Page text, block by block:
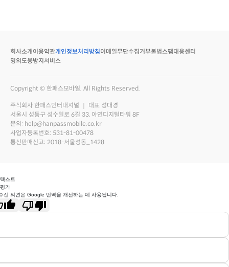
회사소개 이용약관개인정보처리방침이메일무단수집거부불법스팸대응센터
명의도용방지서비스
Copyright © 한패스모바일. All Rights Reserved.
주식회사 한패스인터내셔널 ｜ 대표 성대경
서울시 성동구 성수일로 6길 33, 아연디지털타워 8F
문의: help@hanpassmobile.co.kr
사업자등록번호: 531-81-00478
통신판매신고: 2018-서울성동_1428
스트
가
신 의견은 Google 번역을 개선하는 데 사용됩니다.